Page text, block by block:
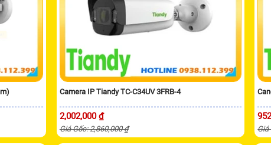
Camera IP Tiandy TC-C34UV 3FRB-4
2,002,000 ₫
Giá Gốc: 2,860,000 ₫ Giá